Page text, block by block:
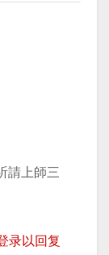
請上師三
录以回复